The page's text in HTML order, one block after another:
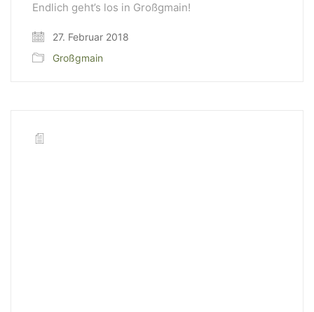
Endlich geht’s los in Großgmain!
27. Februar 2018
Großgmain
office@weiserleben.at